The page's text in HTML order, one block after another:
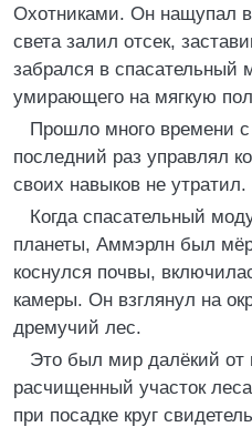
Охотниками. Он нащупал
света залил отсек,
забрался в спасательный
умирающего на мягкую
Прошло много времени с
последний раз управлял
своих навыков не утратил.
Когда спасательный
планеты, Аммэрлн был
коснулся почвы,
камеры. Он взглянул на
дремучий лес.
Это был мир далёкий от
расчищенный участок
при посадке круг